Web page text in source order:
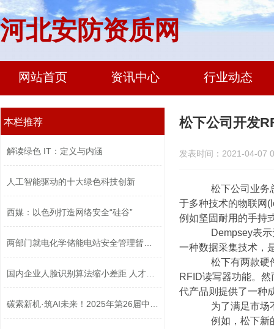
河北安防资质网
网站首页 资讯中心 行业动态
本栏推荐
解读绿色 IT：定义与内涵
人工智能驱动的十大绿色科技创新
西媒：以色列打造网络安全“硅谷”
松下公司开发
发表时间：2021-04-07
松下公司业务总
于多种技术的物联网
例如坚固耐用的手持
Dempsey表示无
一种数据采集技术，
松下有两款硬件
RFID读写器功能。
代产品则提供了一种
为了满足市场不
例如，松下新的